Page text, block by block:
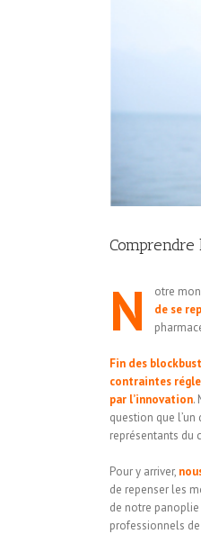
N otre
de se
Fin des
contraintes
par l’innovation.
question que
représentants du
Pour y arriver,
de repenser les
de notre panoplie
professionnels